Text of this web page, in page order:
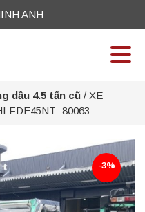
ANH
dầu 4.5 tấn cũ / XE
FDE45NT- 80063
-3%